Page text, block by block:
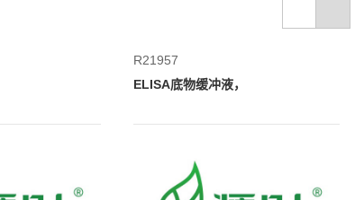
R21957
ELISA底物缓冲液，